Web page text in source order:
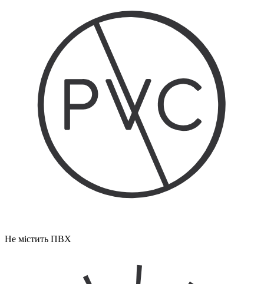
Не містить ПВХ